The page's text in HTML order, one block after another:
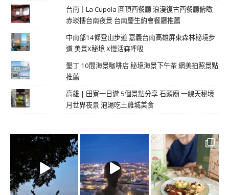
台南｜La Cupola 圓頂西餐廳 浪漫復古西餐廳俯瞰
赤崁樓台南夜景 台南慶生約會餐廳推薦
中南部14條登山步道 嘉義台南高雄屏東森林秘境步
道 美景X秘境 X慢活森呼吸
墾丁 10間海景咖啡店 秘境海景下午茶 網美拍照景點
推薦
高雄 | 田寮一日遊 5個景點分享 石頭廟 一線天秘境
月世界夜景 泡湯吃土雞城美食